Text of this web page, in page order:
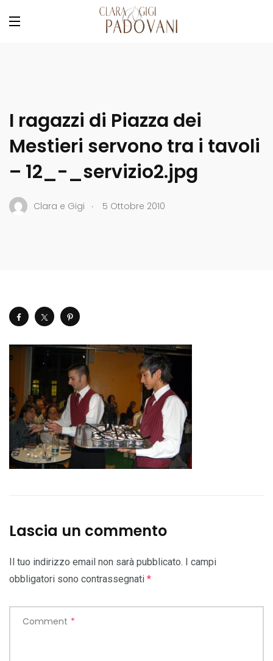
I ragazzi di Piazza dei
Mestieri servono tra i tavoli
– 12_-_servizio2.jpg
Clara e Gigi . 5 Ottobre 2010
Lascia un commento
Il tuo indirizzo email non sarà pubblicato. I campi
obbligatori sono contrassegnati *
Comment *